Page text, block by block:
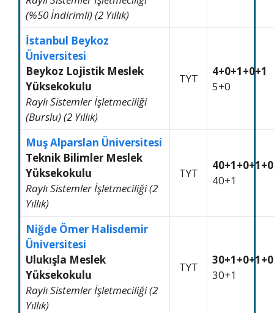
(%50 İndirimli) (2 Yıllık)
İstanbul Beykoz
Üniversitesi
Beykoz Lojistik Meslek
Yüksekokulu
Raylı Sistemler İşletmeciliği
(Burslu) (2 Yıllık)
TYT
4+0+1+0+1
5+0
Muş Alparslan Üniversitesi
Teknik Bilimler Meslek
Yüksekokulu
Raylı Sistemler İşletmeciliği (2
Yıllık)
TYT
40+1+0+1+0
40+1
Niğde Ömer Halisdemir
Üniversitesi
Ulukışla Meslek
Yüksekokulu
Raylı Sistemler İşletmeciliği (2
Yıllık)
TYT
30+1+0+1+0
30+1